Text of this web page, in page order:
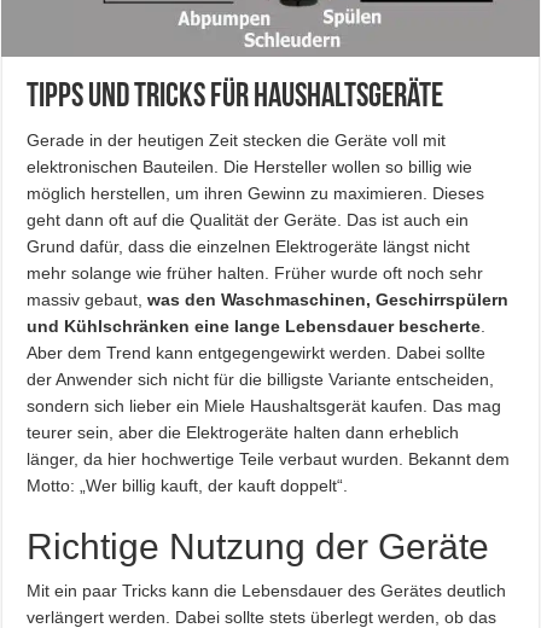
Tipps und Tricks für Haushaltsgeräte
Gerade in der heutigen Zeit stecken die Geräte voll mit
elektronischen Bauteilen. Die Hersteller wollen so billig wie
möglich herstellen, um ihren Gewinn zu maximieren. Dieses
geht dann oft auf die Qualität der Geräte. Das ist auch ein
Grund dafür, dass die einzelnen Elektrogeräte längst nicht
mehr solange wie früher halten. Früher wurde oft noch sehr
massiv gebaut,was den Waschmaschinen, Geschirrspülern
und Kühlschränken eine lange Lebensdauer bescherte
Aber dem Trend kann entgegengewirkt werden. Dabei sollte
der Anwender sich nicht für die billigste Variante entscheiden,
sondern sich lieber ein Miele Haushaltsgerät kaufen. Das mag
teurer sein, aber die Elektrogeräte halten dann erheblich
länger, da hier hochwertige Teile verbaut wurden. Bekannt dem
Motto: „Wer billig kauft, der kauft doppelt“.
Richtige Nutzung der Geräte
Mit ein paar Tricks kann die Lebensdauer des Gerätes deutlich
verlängert werden. Dabei sollte stets überlegt werden, ob das